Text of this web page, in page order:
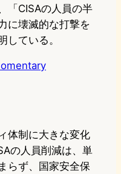
「CISAの人員の半
に壊滅的な打撃を
している。
体制に大きな変化
の人員削減は、単
らず、国家安全保